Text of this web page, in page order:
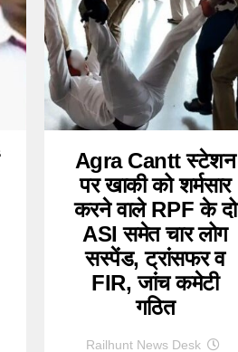
Agra Cantt स्टेशन
पर खाकी को शर्मसार
करने वाले RPF के दो
ASI समेत चार लोग
सस्पेंड, ट्रांसफर व
FIR, जांच कमेटी
गठित
Railhunt News Desk